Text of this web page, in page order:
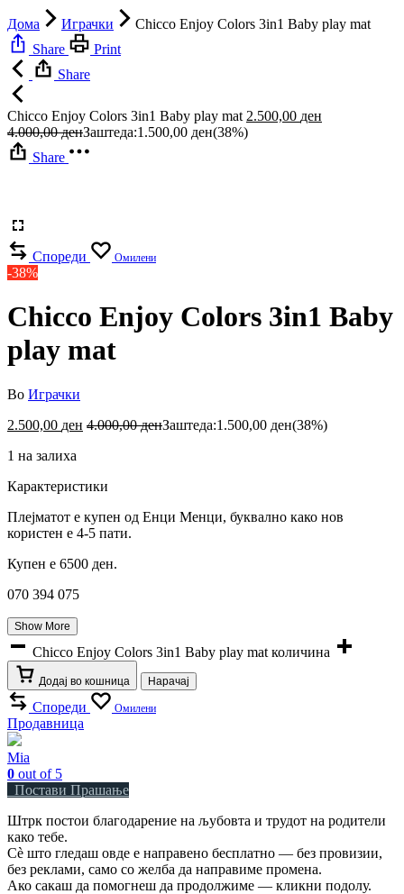
Дома Играчки
Chicco Enjoy Colors 3in1 Baby play mat
Share
Print
Share
Chicco Enjoy Colors 3in1 Baby play mat 2.500,00 ден
4.000,00денЗаштеда:1.500,00 ден(38%)
Share
Спореди Омилени
-38%
Chicco Enjoy Colors 3in1 Baby
play mat
Во Играчки
2.500,00 ден 4.000,00денЗаштеда:1.500,00 ден(38%)
1 на залиха
Карактеристики
Плејматот е купен од Енци Менци, буквално како нов
користен е 4-5 пати.
Купен е 6500 ден.
070 394 075
Show More
Chicco Enjoy Colors 3in1 Baby play mat количина
Додај во кошница Нарачај
Спореди Омилени
Продавница
Mia
0 out of 5
Постави Прашање
Штрк постои благодарение на љубовта и трудот на родители
како тебе.
Сè што гледаш овде е направено бесплатно — без провизии,
без реклами, само со желба да направиме промена.
Ако сакаш да помогнеш да продолжиме — кликни подолу.